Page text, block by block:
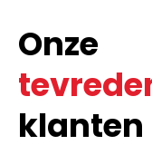
Onze
klanten